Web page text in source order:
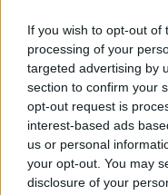
If you wish to opt-out of
processing of your
targeted advertising by
section to confirm your
opt-out request is
interest-based ads
us or personal
your opt-out. You may
disclosure of your
Tételszám: 926
Eladó adatai